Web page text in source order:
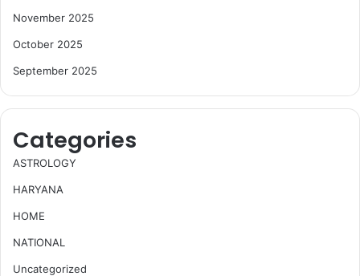
November 2025
October 2025
September 2025
Categories
ASTROLOGY
HARYANA
HOME
NATIONAL
Uncategorized